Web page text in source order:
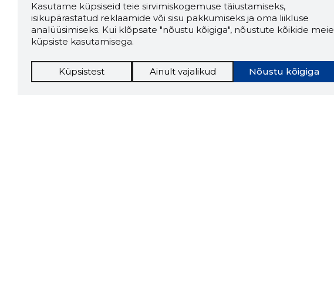
Kasutame küpsiseid teie sirvimiskogemuse täiustamiseks,
isikupärastatud reklaamide või sisu pakkumiseks ja oma liikluse
analüüsimiseks. Kui klõpsate "nõustu kõigiga", nõustute kõikide meie
küpsiste kasutamisega.
Nõustu kõigiga
Küpsistest Ainult vajalikud